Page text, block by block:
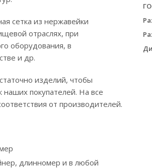
сетка из нержавейки
отраслях, при
оборудования, в
и др.
изделий, чтобы
покупателей. На все
от производителей.
длинномер и в любой